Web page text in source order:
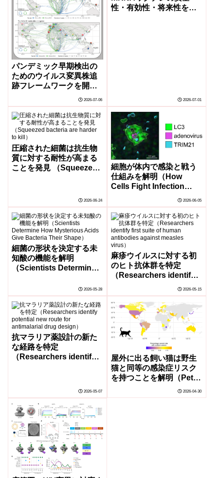
パンデミック早期検出の
ためのウイルス変異株追
跡フレームワークを開発
for tracking viral
variants optimizes
resources for early
detection of
pandemics）
2026-07-06
性・有効性・将来性を確
2026-07-01
圧縮された細菌は抗生物
質に対する耐性が高まる
ことを発見 （Squeezed
2026-06-24
細胞が体内で感染と戦う
仕組みを解明（How
Cells Fight Infection
2026-06-05
細菌の形状を決定する未
知酸の機能を解明
（Scientists Determine
Give Bacteria Their
Shape）
2026-05-28
麻疹ウイルスに対する初
のヒト抗体群を特定
（Researchers identify
antibodies against
measles virus）
2026-05-15
抗マラリア薬設計の新た
な経路を特定
（Researchers identify
2026-05-07
屋外に出る飼い猫は野生
猫と同等の感染症リスク
を持つことを解明（Pet
cats that roam outdoors
carry similar disease
2026-04-30